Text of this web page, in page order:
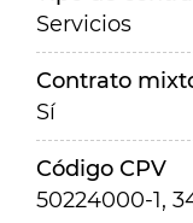
Servicios
Contrato
Sí
Código CPV
50224000-1,